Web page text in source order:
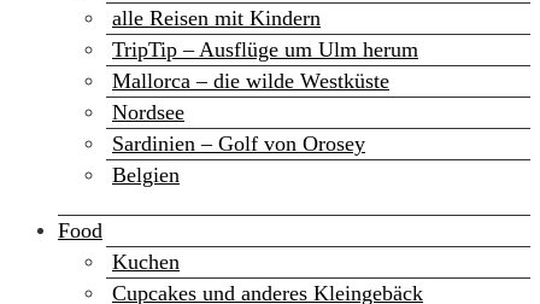
alle Reisen mit Kindern
TripTip – Ausflüge um Ulm herum
Mallorca – die wilde Westküste
Nordsee
Sardinien – Golf von Orosey
Belgien
Food
Kuchen
Cupcakes und anderes Kleingebäck